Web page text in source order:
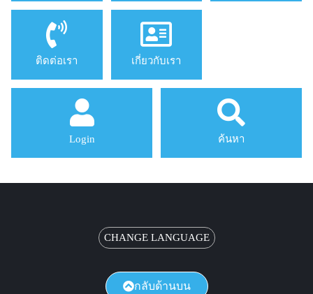
ติดต่อเรา เกี่ยวกับเรา
Login ค้นหา
CHANGE LANGUAGE
กลับด้านบน